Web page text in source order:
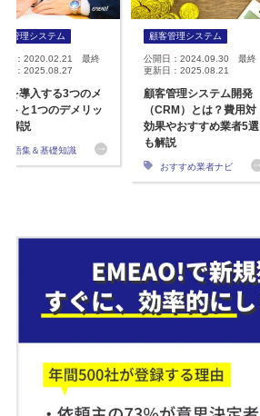
客管理システム
日：2020.02.21 最終
日：2025.08.27
を導入する3つのメ
トと1つのデメリッ
解説
用語集＆基礎知識
顧客管理システム
公開日：2024.09.30 最終
更新日：2025.08.21
顧客管理システム開発
（CRM）とは？費用対
効果やおすすめ業者5選
も解説
おすすめ業者ナビ